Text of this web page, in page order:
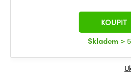
Skladem >
KOUPIT